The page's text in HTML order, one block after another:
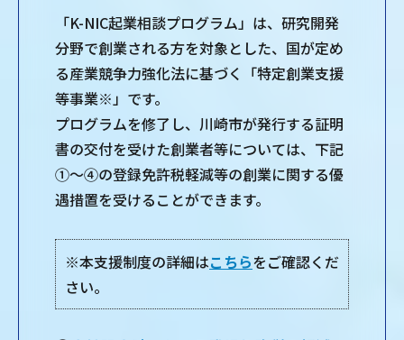
「K-NIC起業相談プログラム」は、研究開発
分野で創業される方を対象とした、国が定め
る産業競争力強化法に基づく「特定創業支援
等事業※」です。
プログラムを修了し、川崎市が発行する証明
書の交付を受けた創業者等については、下記
①～④の登録免許税軽減等の創業に関する優
遇措置を受けることができます。
※本支援制度の詳細はこちらをご確認くだ
さい。